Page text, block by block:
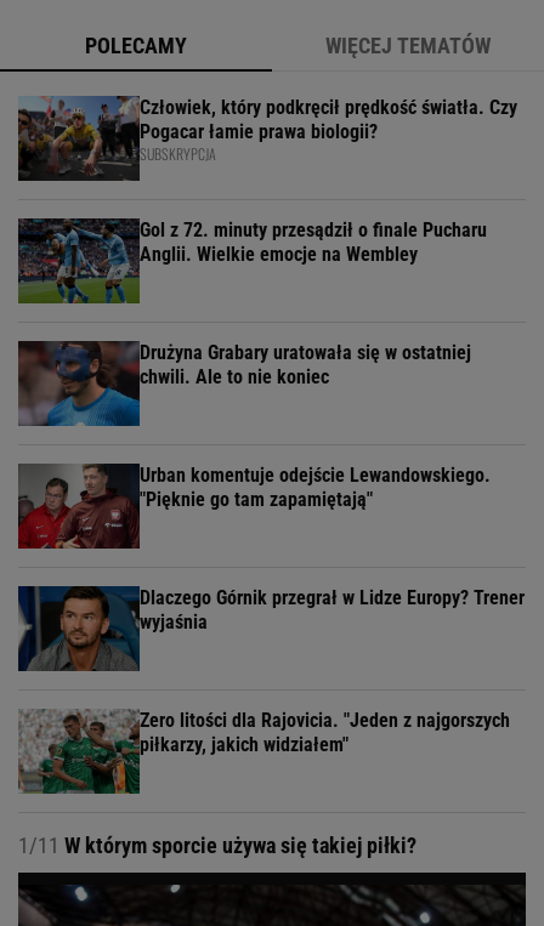
POLECAMY WIĘCEJ TEMATÓW
Człowiek, który podkręcił prędkość światła. Czy
Pogacar łamie prawa biologii?
SUBSKRYPCJA
Gol z 72. minuty przesądził o finale Pucharu
Anglii. Wielkie emocje na Wembley
Drużyna Grabary uratowała się w ostatniej
chwili. Ale to nie koniec
Urban komentuje odejście Lewandowskiego.
"Pięknie go tam zapamiętają"
Dlaczego Górnik przegrał w Lidze Europy? Trener
wyjaśnia
Zero litości dla Rajovicia. "Jeden z najgorszych
piłkarzy, jakich widziałem"
1/11 W którym sporcie używa się takiej piłki?